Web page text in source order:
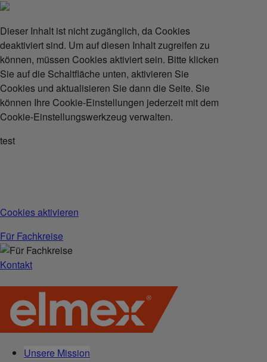
Dieser Inhalt ist nicht zugänglich, da Cookies
deaktiviert sind. Um auf diesen Inhalt zugreifen zu
können, müssen Cookies aktiviert sein. Bitte klicken
Sie auf die Schaltfläche unten, aktivieren Sie
Cookies und aktualisieren Sie dann die Seite. Sie
können Ihre Cookie-Einstellungen jederzeit mit dem
Cookie-Einstellungswerkzeug verwalten.
test
Cookies aktivieren
Für Fachkreise
Kontakt
Unsere Mission